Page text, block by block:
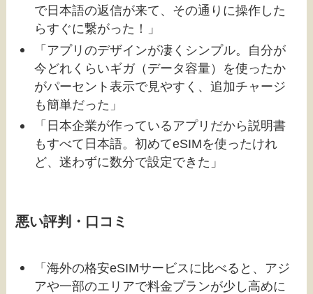
で日本語の返信が来て、その通りに操作した
らすぐに繋がった！」
「アプリのデザインが凄くシンプル。自分が
今どれくらいギガ（データ容量）を使ったか
がパーセント表示で見やすく、追加チャージ
も簡単だった」
「日本企業が作っているアプリだから説明書
もすべて日本語。初めてeSIMを使ったけれ
ど、迷わずに数分で設定できた」
悪い評判・口コミ
「海外の格安eSIMサービスに比べると、アジ
アや一部のエリアで料金プランが少し高めに